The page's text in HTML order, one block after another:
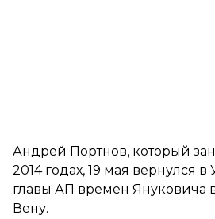
Андрей Портнов, который
2014 годах, 19 мая вернулся в
главы АП времен Януковича
Вену.